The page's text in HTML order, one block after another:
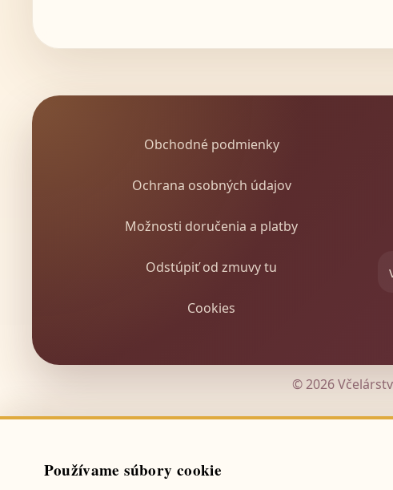
Obchodné podmienky
Ochrana osobných údajov
Možnosti doručenia a platby
Odstúpiť od zmuvy tu
Cookies
© 2026
Používame súbory cookie